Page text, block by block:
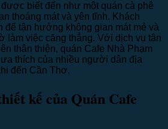
biết đến như một quán cà phê
thoáng mát và yên tĩnh. Khách
để tận hưởng không gian mát mẻ và
làm việc căng thẳng. Với dịch vụ tận
thân thiện, quán Cafe Nhà Phạm
thích của nhiều người dân địa
đến Cần Thơ.
kế của Quán Cafe